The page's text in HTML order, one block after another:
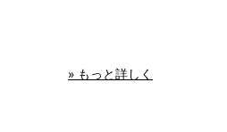
» もっと詳しく